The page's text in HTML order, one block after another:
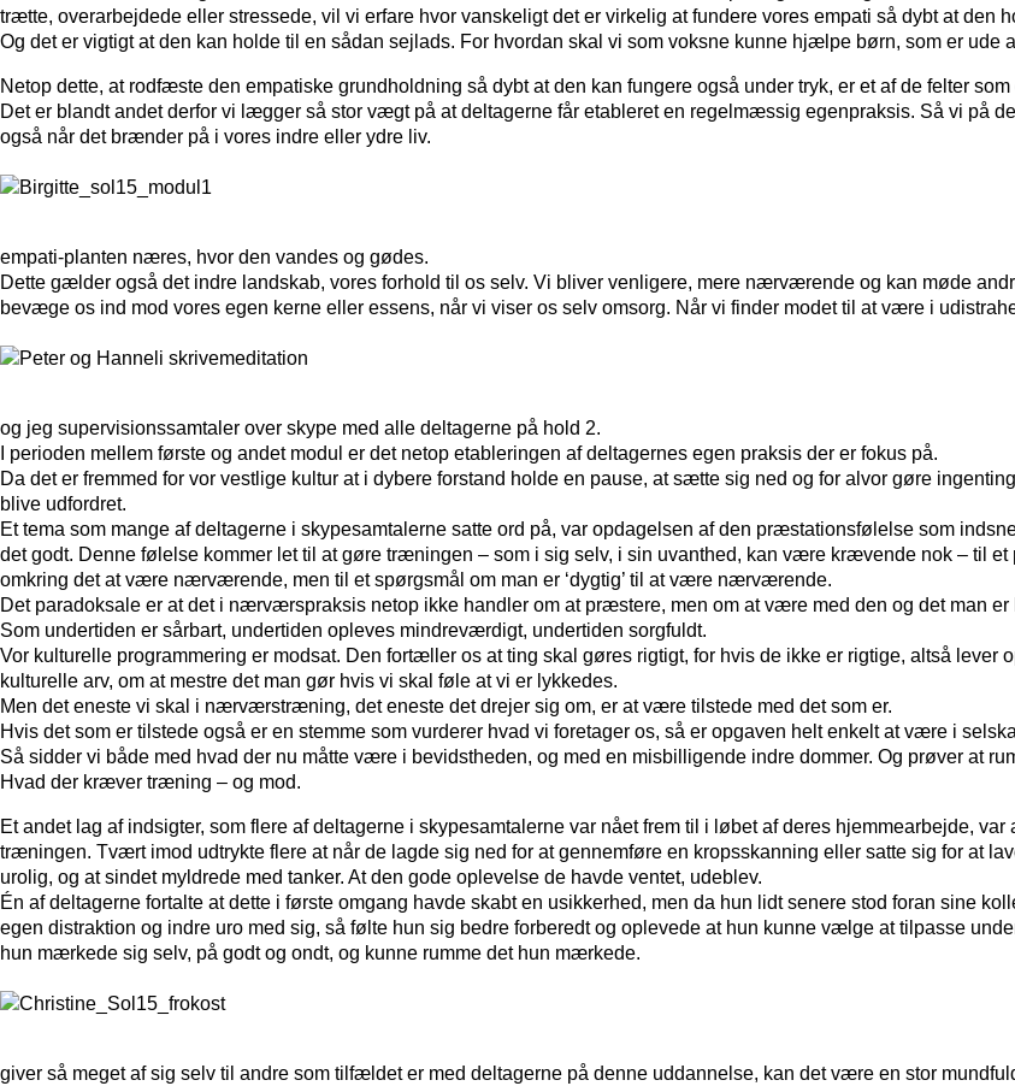
trætte, overarbejdede eller stressede, vil vi erfare hvor vanskeligt det er virkelig at fundere vores empati så dybt at den
Og det er vigtigt at den kan holde til en sådan sejlads. For hvordan skal vi som voksne kunne hjælpe børn, som er ude
Netop dette, at rodfæste den empatiske grundholdning så dybt at den kan fungere også under tryk, er et af de felter
Det er blandt andet derfor vi lægger så stor vægt på at deltagerne får etableret en regelmæssig egenpraksis. Så vi på
også når det brænder på i vores indre eller ydre liv.
empati-planten næres, hvor den vandes og gødes.
Dette gælder også det indre landskab, vores forhold til os selv. Vi bliver venligere, mere nærværende og kan møde
bevæge os ind mod vores egen kerne eller essens, når vi viser os selv omsorg. Når vi finder modet til at være i
og jeg supervisionssamtaler over skype med alle deltagerne på hold 2.
I perioden mellem første og andet modul er det netop etableringen af deltagernes egen praksis der er fokus på.
Da det er fremmed for vor vestlige kultur at i dybere forstand holde en pause, at sætte sig ned og for alvor gøre
blive udfordret.
Et tema som mange af deltagerne i skypesamtalerne satte ord på, var opdagelsen af den præstationsfølelse som
det godt. Denne følelse kommer let til at gøre træningen – som i sig selv, i sin uvanthed, kan være krævende nok – til
omkring det at være nærværende, men til et spørgsmål om man er ‘dygtig’ til at være nærværende.
Det paradoksale er at det i nærværspraksis netop ikke handler om at præstere, men om at være med den og det man
Som undertiden er sårbart, undertiden opleves mindreværdigt, undertiden sorgfuldt.
Vor kulturelle programmering er modsat. Den fortæller os at ting skal gøres rigtigt, for hvis de ikke er rigtige, altså lever
kulturelle arv, om at mestre det man gør hvis vi skal føle at vi er lykkedes.
Men det eneste vi skal i nærværstræning, det eneste det drejer sig om, er at være tilstede med det som er.
Hvis det som er tilstede også er en stemme som vurderer hvad vi foretager os, så er opgaven helt enkelt at være i
Så sidder vi både med hvad der nu måtte være i bevidstheden, og med en misbilligende indre dommer. Og prøver at
Hvad der kræver træning – og mod.
Et andet lag af indsigter, som flere af deltagerne i skypesamtalerne var nået frem til i løbet af deres hjemmearbejde,
træningen. Tvært imod udtrykte flere at når de lagde sig ned for at gennemføre en kropsskanning eller satte sig for at
urolig, og at sindet myldrede med tanker. At den gode oplevelse de havde ventet, udeblev.
Én af deltagerne fortalte at dette i første omgang havde skabt en usikkerhed, men da hun lidt senere stod foran sine
egen distraktion og indre uro med sig, så følte hun sig bedre forberedt og oplevede at hun kunne vælge at tilpasse
hun mærkede sig selv, på godt og ondt, og kunne rumme det hun mærkede.
giver så meget af sig selv til andre som tilfældet er med deltagerne på denne uddannelse, kan det være en stor